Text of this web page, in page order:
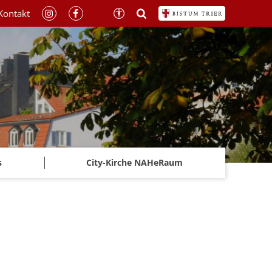
City-Kirche NAHeRaum